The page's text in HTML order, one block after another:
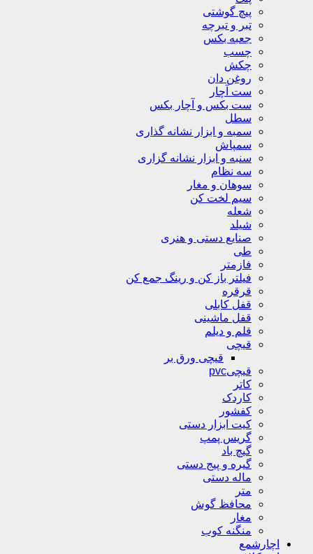
پیچ گوشتی
تبر و تبرچه
جعبه بکس
چسب
چکش
روغن دان
ست آچار
ست بکس و آچار بکس
سطل
سمبه و ابزار نشانه گذاری
سمپاش
سنبه و ابزار نشانه گزاری
سه نظام
سوهان و مغار
سیم لخت کن
شعله
شیلد
صنایع دستی و هنری
طی
فازمتر
فیلتر باز کن و رینگ جمع کن
قرقره
قفل کابلی
قفل ماشینی
قلم و دیلم
قیچی
قیچی ورق بر
قیچیpvc
کاتر
کاردک
کفشور
کیت ابزار دستی
گریس پمپ
گیچ باد
گیره و پیج دستی
ماله دستی
متر
محافظ گوش
مغار
منگنه کوب
اچارشمع